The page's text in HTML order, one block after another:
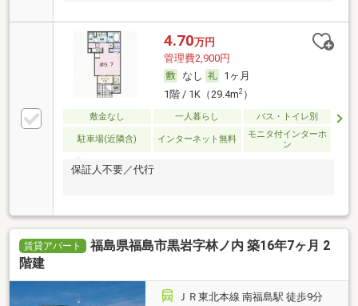
4.70万円
管理費2,900円
なし
1ヶ月
1階 / 1K（29.4m2）
敷金なし 一人暮らし バス・トイレ別
駐車場(近隣含) インターネット無料
モニタ付インターホ
ン
保証人不要／代行
賃貸アパート
福島県福島市黒岩字林ノ内 築16年7ヶ月 2
階建
ＪＲ東北本線 南福島駅 徒歩9分